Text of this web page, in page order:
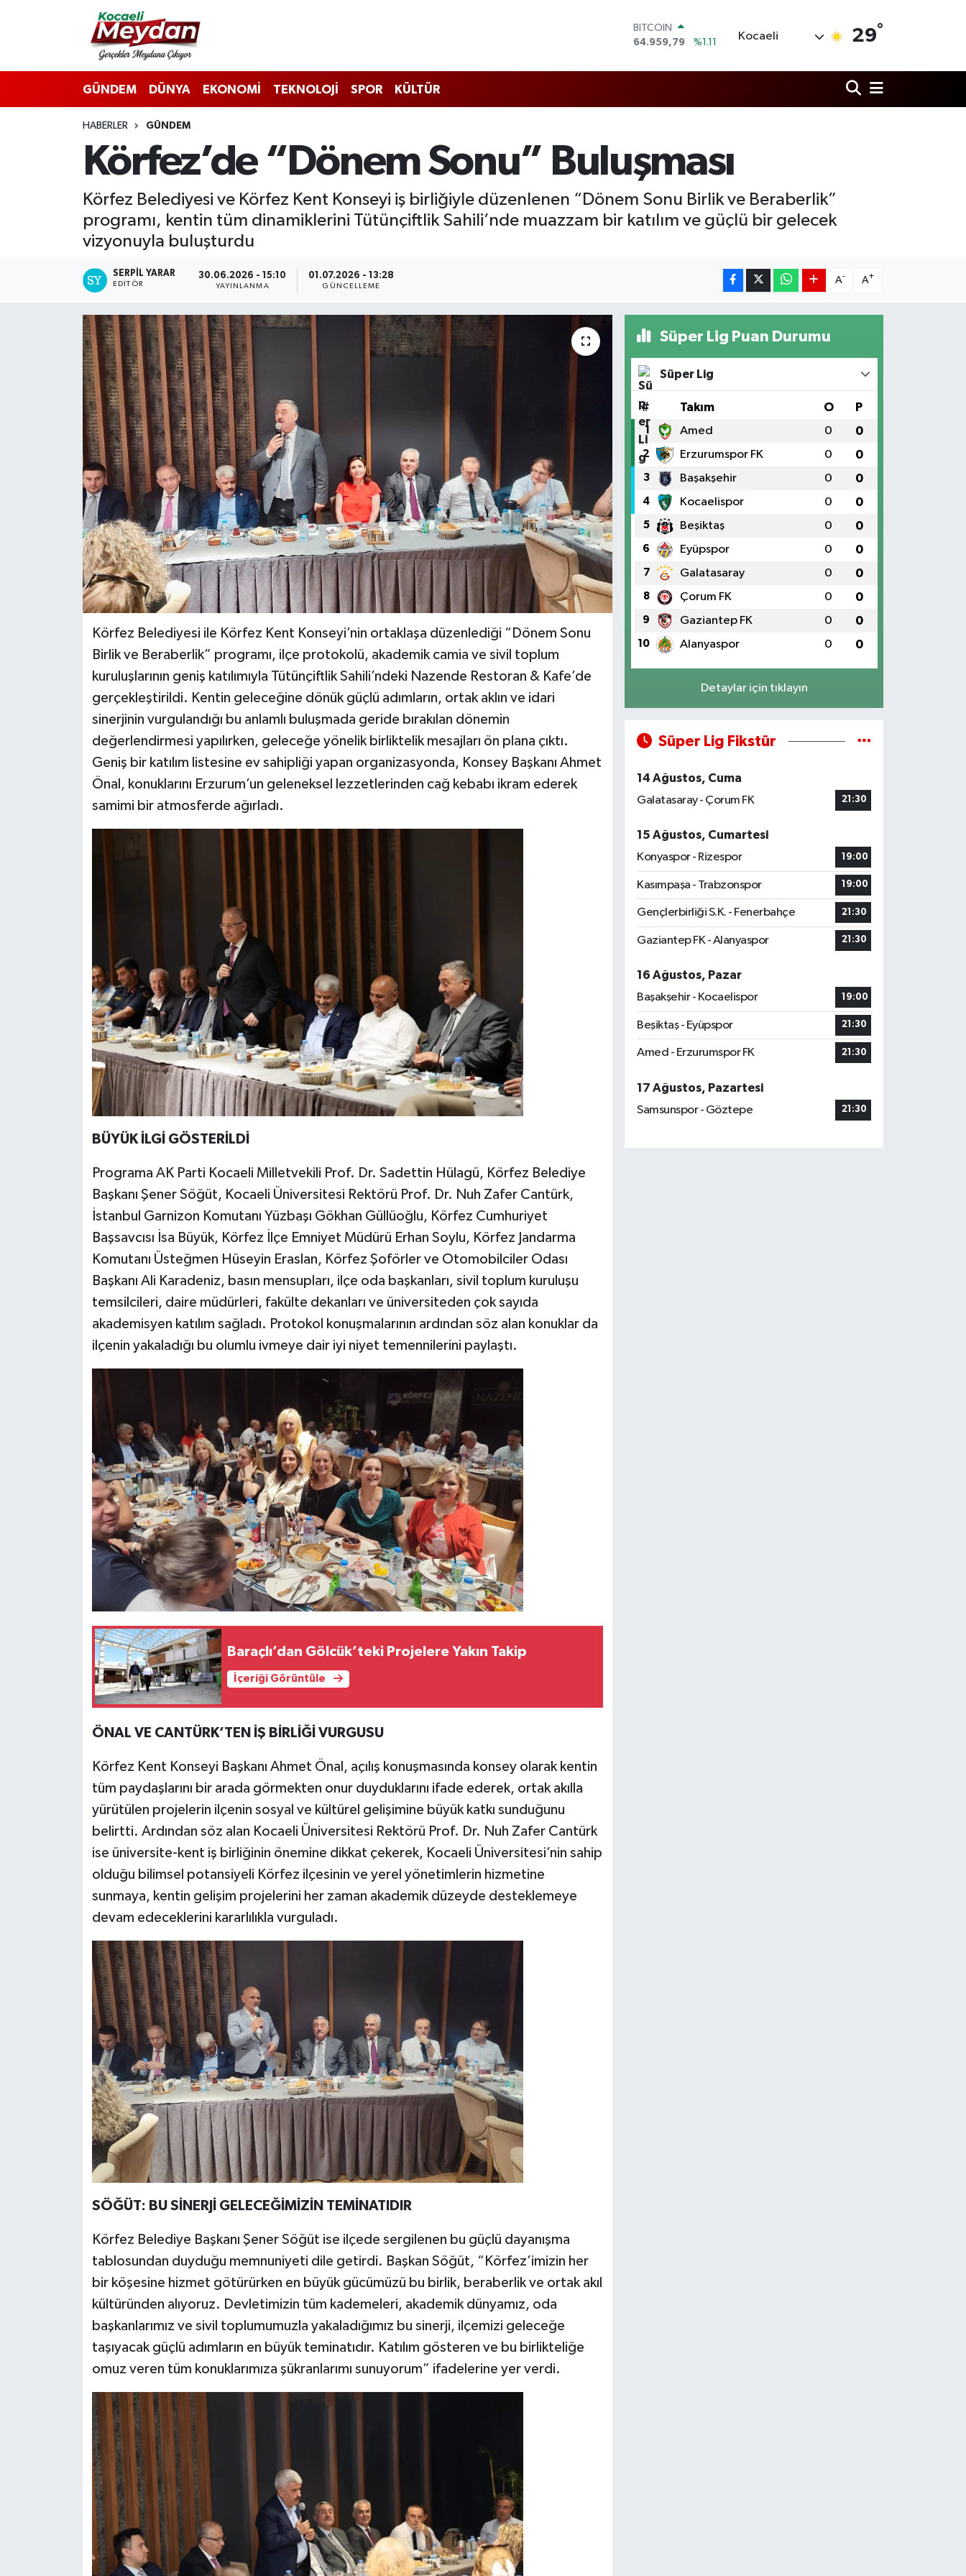
DOLAR
47,7436
%0.18
55,2510
%0.32
13.779
%-14
BITCOIN
Kocaeli 29°
GÜNDEM DÜNYA EKONOMİ TEKNOLOJİ SPOR KÜLTÜR
HABERLER GÜNDEM
Körfez’de “Dönem Sonu” Buluşması
Körfez Belediyesi ve Körfez Kent Konseyi iş birliğiyle düzenlenen “Dönem Sonu Birlik ve Beraberlik”
programı, kentin tüm dinamiklerini Tütünçiftlik Sahili’nde muazzam bir katılım ve güçlü bir gelecek
vizyonuyla buluşturdu
SERPİL YARAR
EDITÖR
30.06.2026 - 15:10
YAYINLANMA
01.07.2026 - 13:28
GÜNCELLEME
A- A+
Körfez Belediyesi ile Körfez Kent Konseyi’nin ortaklaşa düzenlediği “Dönem Sonu
Birlik ve Beraberlik” programı, ilçe protokolü, akademik camia ve sivil toplum
kuruluşlarının geniş katılımıyla Tütünçiftlik Sahili’ndeki Nazende Restoran & Kafe’de
gerçekleştirildi. Kentin geleceğine dönük güçlü adımların, ortak aklın ve idari
sinerjinin vurgulandığı bu anlamlı buluşmada geride bırakılan dönemin
değerlendirmesi yapılırken, geleceğe yönelik birliktelik mesajları ön plana çıktı.
Geniş bir katılım listesine ev sahipliği yapan organizasyonda, Konsey Başkanı Ahmet
Önal, konuklarını Erzurum’un geleneksel lezzetlerinden cağ kebabı ikram ederek
samimi bir atmosferde ağırladı.
BÜYÜK İLGİ GÖSTERİLDİ
Programa AK Parti Kocaeli Milletvekili Prof. Dr. Sadettin Hülagü, Körfez Belediye
Başkanı Şener Söğüt, Kocaeli Üniversitesi Rektörü Prof. Dr. Nuh Zafer Cantürk,
İstanbul Garnizon Komutanı Yüzbaşı Gökhan Güllüoğlu, Körfez Cumhuriyet
Başsavcısı İsa Büyük, Körfez İlçe Emniyet Müdürü Erhan Soylu, Körfez Jandarma
Komutanı Üsteğmen Hüseyin Eraslan, Körfez Şoförler ve Otomobilciler Odası
Başkanı Ali Karadeniz, basın mensupları, ilçe oda başkanları, sivil toplum kuruluşu
temsilcileri, daire müdürleri, fakülte dekanları ve üniversiteden çok sayıda
akademisyen katılım sağladı. Protokol konuşmalarının ardından söz alan konuklar da
ilçenin yakaladığı bu olumlu ivmeye dair iyi niyet temennilerini paylaştı.
Baraçlı’dan Gölcük’teki Projelere Yakın Takip
İçeriği Görüntüle
ÖNAL VE CANTÜRK’TEN İŞ BİRLİĞİ VURGUSU
Körfez Kent Konseyi Başkanı Ahmet Önal, açılış konuşmasında konsey olarak kentin
tüm paydaşlarını bir arada görmekten onur duyduklarını ifade ederek, ortak akılla
yürütülen projelerin ilçenin sosyal ve kültürel gelişimine büyük katkı sunduğunu
belirtti. Ardından söz alan Kocaeli Üniversitesi Rektörü Prof. Dr. Nuh Zafer Cantürk
ise üniversite-kent iş birliğinin önemine dikkat çekerek, Kocaeli Üniversitesi’nin sahip
olduğu bilimsel potansiyeli Körfez ilçesinin ve yerel yönetimlerin hizmetine
sunmaya, kentin gelişim projelerini her zaman akademik düzeyde desteklemeye
devam edeceklerini kararlılıkla vurguladı.
SÖĞÜT: BU SİNERJİ GELECEĞİMİZİN TEMİNATIDIR
Körfez Belediye Başkanı Şener Söğüt ise ilçede sergilenen bu güçlü dayanışma
tablosundan duyduğu memnuniyeti dile getirdi. Başkan Söğüt, “Körfez’imizin her
bir köşesine hizmet götürürken en büyük gücümüzü bu birlik, beraberlik ve ortak akıl
kültüründen alıyoruz. Devletimizin tüm kademeleri, akademik dünyamız, oda
başkanlarımız ve sivil toplumumuzla yakaladığımız bu sinerji, ilçemizi geleceğe
taşıyacak güçlü adımların en büyük teminatıdır. Katılım gösteren ve bu birlikteliğe
omuz veren tüm konuklarımıza şükranlarımı sunuyorum” ifadelerine yer verdi.
Süper Lig Puan Durumu
Süper Lig
# Takım O P
1 Amed 0 0
2 Erzurumspor FK 0 0
3 Başakşehir 0 0
4 Kocaelispor 0 0
5 Beşiktaş 0 0
6 Eyüpspor 0 0
7 Galatasaray 0 0
8 Çorum FK 0 0
9 Gaziantep FK 0 0
10 Alanyaspor 0 0
Detaylar için tıklayın
Süper Lig Fikstür
14 Ağustos, Cuma
Galatasaray - Çorum FK
21:30
15 Ağustos, Cumartesi
Konyaspor - Rizespor
19:00
Kasımpaşa - Trabzonspor 19:00
Gençlerbirliği S.K. - Fenerbahçe 21:30
Gaziantep FK - Alanyaspor 21:30
16 Ağustos, Pazar
Başakşehir - Kocaelispor
19:00
Beşiktaş - Eyüpspor 21:30
Amed - Erzurumspor FK 21:30
17 Ağustos, Pazartesi
Samsunspor - Göztepe
21:30
Nöbetçi Eczaneler
Hava Durumu
Trafik Durumu
Süper Lig Puan Durumu ve Fikstür
Tüm Manşetler
Son Dakika Haberleri
Haber Arşivi